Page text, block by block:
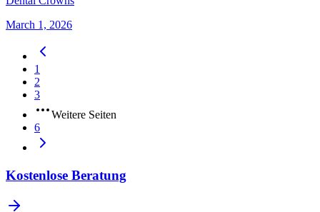
March 1, 2026
1
2
3
Weitere Seiten
6
Kostenlose Beratung